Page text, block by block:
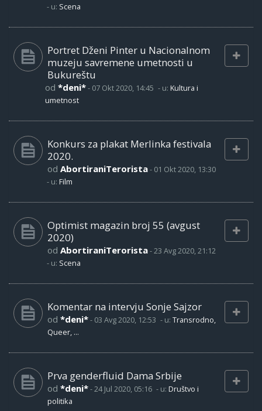
- u: Scena
Portret Dženi Pinter u Nacionalnom
muzeju savremene umetnosti u
Bukureštu
od *deni*- 07 Okt 2020, 14:45 - u: Kultura i
umetnost
Konkurs za plakat Merlinka festivala
2020.
od AbortiraniTerorista- 01 Okt 2020, 13:30
- u: Film
Optimist magazin broj 55 (avgust
2020)
od AbortiraniTerorista-23 Avg 2020, 21:12
- u: Scena
Komentar na intervju Sonje Sajzor
od *deni*- 03 Avg 2020, 12:53 - u: Transrodno,
Queer, ...
Prva genderfluid Dama Srbije
od *deni*-24 Jul 2020, 05:16 - u: Društvo i
politika